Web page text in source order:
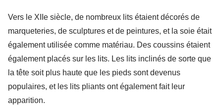
Vers le XIIe siècle, de nombreux lits étaient décorés de
marqueteries, de sculptures et de peintures, et la soie était
également utilisée comme matériau. Des coussins étaient
également placés sur les lits. Les lits inclinés de sorte que
la tête soit plus haute que les pieds sont devenus
populaires, et les lits pliants ont également fait leur
apparition.